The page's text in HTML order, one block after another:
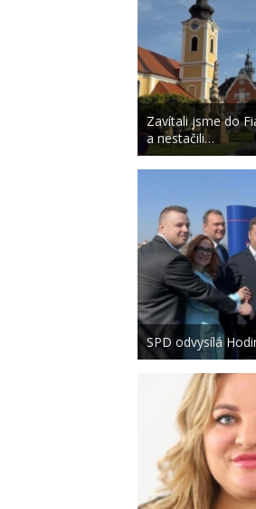
Zavítali jsme do
a nestačili…
SPD odvysílá